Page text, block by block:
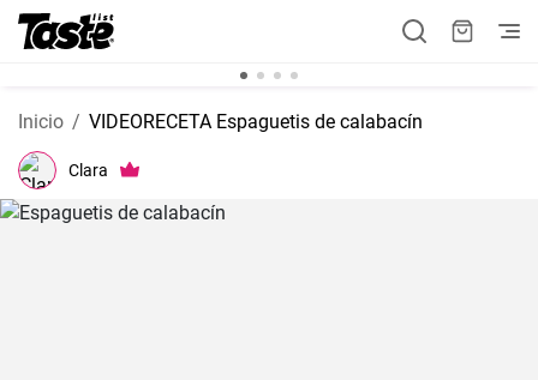
Inicio VIDEORECETA Espaguetis de calabacín
Clara